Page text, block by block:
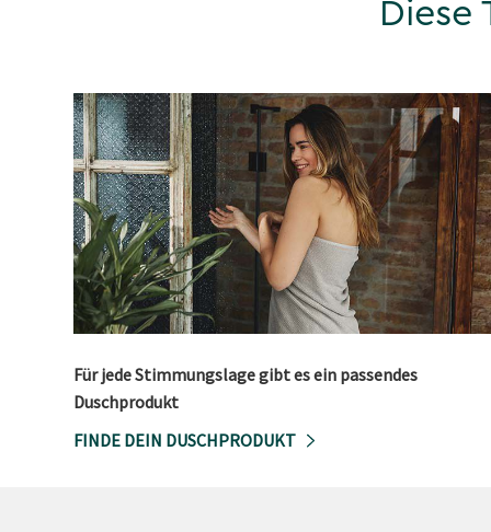
Diese
Für jede Stimmungslage gibt es ein passendes
Duschprodukt
FINDE DEIN DUSCHPRODUKT